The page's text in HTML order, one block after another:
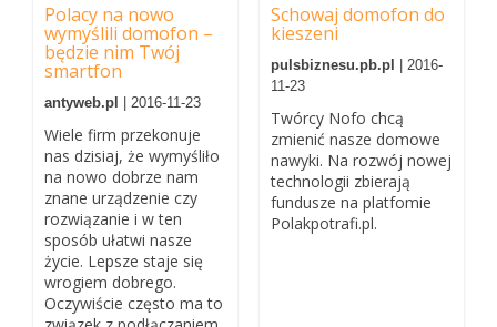
Polacy na nowo
wymyślili domofon –
będzie nim Twój
smartfon
antyweb.pl | 2016-11-23
Wiele firm przekonuje
nas dzisiaj, że wymyśliło
na nowo dobrze nam
znane urządzenie czy
rozwiązanie i w ten
sposób ułatwi nasze
życie. Lepsze staje się
wrogiem dobrego.
Oczywiście często ma to
Schowaj domofon do
kieszeni
pulsbiznesu.pb.pl
| 2016-
11-23
Twórcy Nofo chcą
zmienić nasze domowe
nawyki. Na rozwój nowej
technologii zbierają
fundusze na platfomie
Polakpotrafi.pl.